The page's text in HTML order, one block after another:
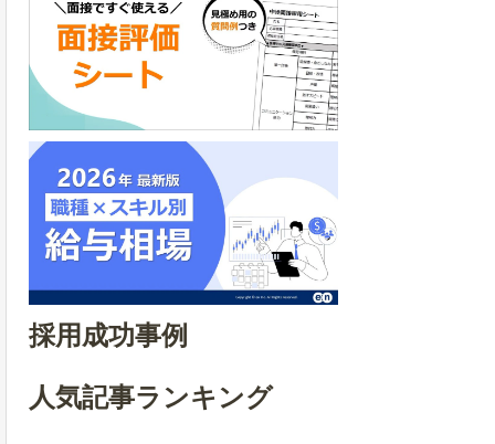
採用成功事例
人気記事ランキング